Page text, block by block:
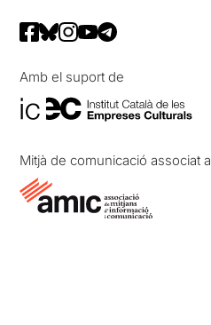
Amb el suport de
Mitjà de comunicació associat a